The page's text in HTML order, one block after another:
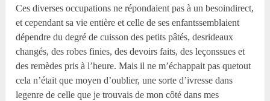
Ces diverses occupations ne répondaient pas à un besoindirect,
et cependant sa vie entière et celle de ses enfantssemblaient
dépendre du degré de cuisson des petits pâtés, desrideaux
changés, des robes finies, des devoirs faits, des leçonssues et
des remèdes pris à l’heure. Mais il ne m’échappait pas quetout
cela n’était que moyen d’oublier, une sorte d’ivresse dans
legenre de celle que je trouvais de mon côté dans mes